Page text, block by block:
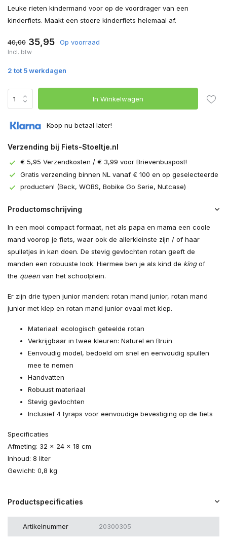
Leuke rieten kindermand voor op de voordrager van een
kinderfiets. Maakt een stoere kinderfiets helemaal af.
40,00 35,95 Op voorraad
Incl. btw
2 tot 5 werkdagen
In Winkelwagen
Koop nu betaal later!
Verzending bij Fiets-Stoeltje.nl
€ 5,95 Verzendkosten / € 3,99 voor Brievenbuspost!
Gratis verzending binnen NL vanaf € 100 en op geselecteerde
producten! (Beck, WOBS, Bobike Go Serie, Nutcase)
Productomschrijving
In een mooi compact formaat, net als papa en mama een coole
mand voorop je fiets, waar ook de allerkleinste zijn / of haar
spulletjes in kan doen. De stevig gevlochten rotan geeft de
manden een robuuste look. Hiermee ben je als kind de kingof
the queen van het schoolplein.
Er zijn drie typen junior manden: rotan mand junior, rotan mand
junior met klep en rotan mand junior ovaal met klep.
Materiaal: ecologisch geteelde rotan
Verkrijgbaar in twee kleuren: Naturel en Bruin
Eenvoudig model, bedoeld om snel en eenvoudig spullen
mee te nemen
Handvatten
Robuust materiaal
Stevig gevlochten
Inclusief 4 tyraps voor eenvoudige bevestiging op de fiets
Specificaties
Afmeting: 32 x 24 x 18 cm
Inhoud: 8 liter
Gewicht: 0,8 kg
Productspecificaties
Artikelnummer 20300305